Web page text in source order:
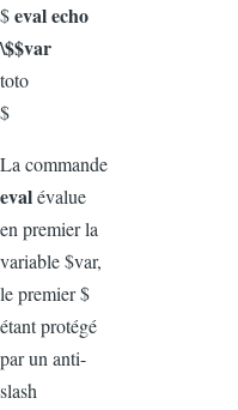
$eval echo
\$$var
toto
$
La commande
evalévalue
en premier la
variable $var,
le premier $
étant protégé
par un anti-
slash